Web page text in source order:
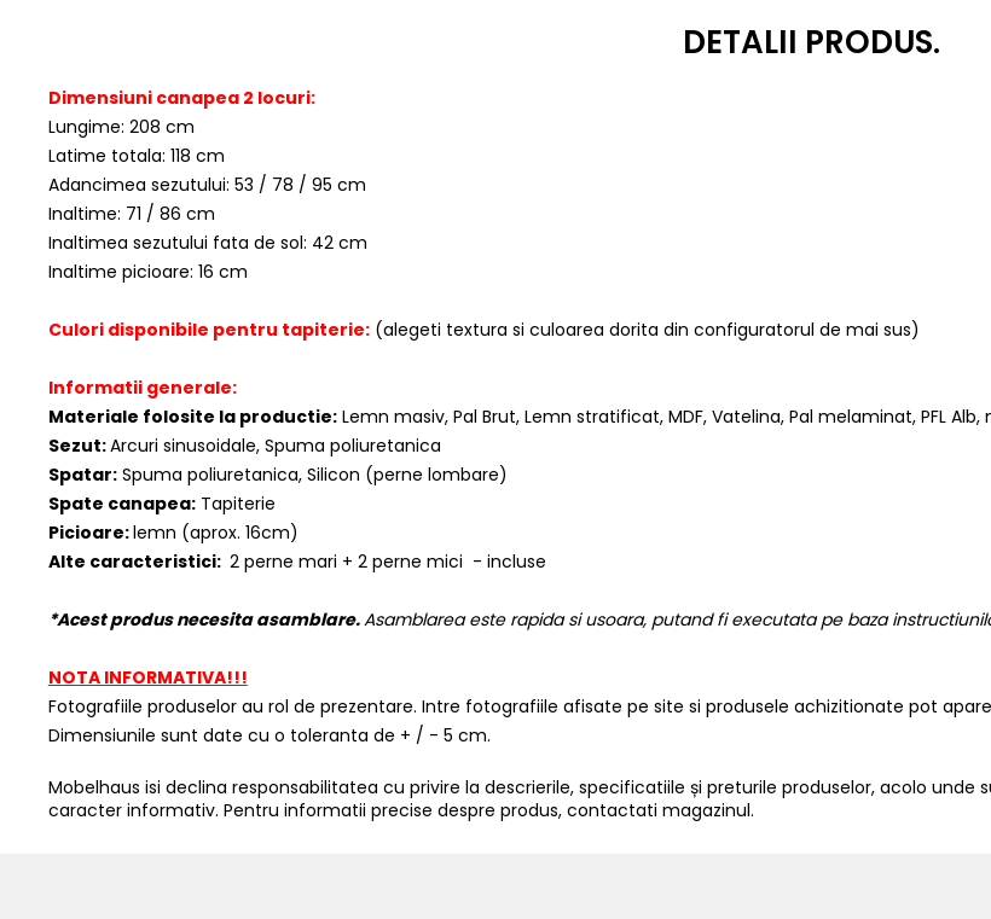
DETALII PRODUS.
Dimensiuni canapea 2 locuri:
Lungime: 208 cm
Latime totala: 118 cm
Adancimea sezutului: 53 / 78 / 95 cm
Inaltime: 71 / 86 cm
Inaltimea sezutului fata de sol: 42 cm
Inaltime picioare: 16 cm
Culori disponibile pentru tapiterie:(alegeti textura si culoarea dorita din configuratorul de mai sus)
Informatii generale:
Materiale folosite la productie:Lemn masiv, Pal Brut, Lemn stratificat, MDF, Vatelina, Pal melaminat, PFL Alb,
Sezut:Arcuri sinusoidale, Spuma poliuretanica
Spatar:Spuma poliuretanica, Silicon (perne lombare)
Spate canapea:Tapiterie
Picioare:lemn (aprox. 16cm)
Alte caracteristici: 2 perne mari + 2 perne mici - incluse
*Acest produs necesita asamblare.Asamblarea este rapida si usoara, putand fi executata pe baza
NOTA INFORMATIVA!!!
Fotografiile produselor au rol de prezentare. Intre fotografiile afisate pe site si produsele achizitionate pot
Dimensiunile sunt date cu o toleranta de + / - 5 cm.
Mobelhaus isi declina responsabilitatea cu privire la descrierile, specificatiile și preturile produselor, acolo unde
caracter informativ. Pentru informatii precise despre produs, contactati magazinul.